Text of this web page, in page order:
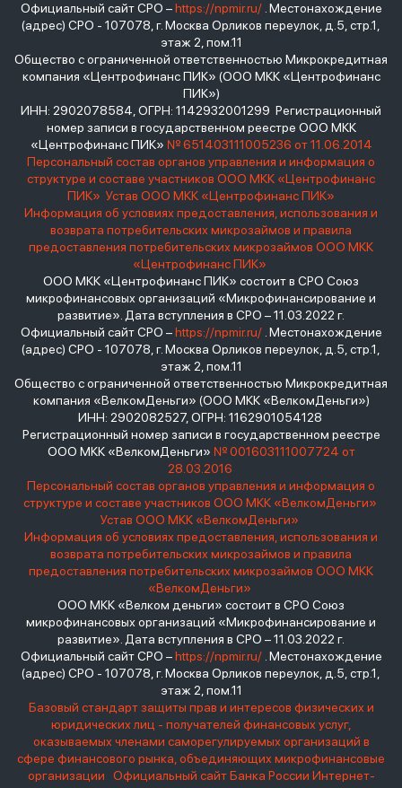
Официальный сайт СРО –https://npmir.ru/. Местонахождение
(адрес) СРО - 107078, г. Москва Орликов переулок, д.5, стр.1,
этаж 2, пом.11
Общество с ограниченной ответственностью Микрокредитная
компания «Центрофинанс ПИК» (ООО МКК «Центрофинанс
ПИК»)
ИНН: 2902078584, ОГРН: 1142932001299 Регистрационный
номер записи в государственном реестре ООО МКК
«Центрофинанс ПИК» № 651403111005236 от 11.06.2014
Персональный состав органов управления и информация о
структуре и составе участников ООО МКК «Центрофинанс
ПИК» Устав ООО МКК «Центрофинанс ПИК»
Информация об условиях предоставления, использования и
возврата потребительских микрозаймов и правила
предоставления потребительских микрозаймов ООО МКК
«Центрофинанс ПИК»
ООО МКК «Центрофинанс ПИК» состоит в СРО Союз
микрофинансовых организаций «Микрофинансирование и
развитие». Дата вступления в СРО – 11.03.2022 г.
Официальный сайт СРО –https://npmir.ru/. Местонахождение
(адрес) СРО - 107078, г. Москва Орликов переулок, д.5, стр.1,
этаж 2, пом.11
Общество с ограниченной ответственностью Микрокредитная
компания «ВелкомДеньги» (ООО МКК «ВелкомДеньги»)
ИНН: 2902082527, ОГРН: 1162901054128
Регистрационный номер записи в государственном реестре
ООО МКК «ВелкомДеньги» № 001603111007724 от
28.03.2016
Персональный состав органов управления и информация о
структуре и составе участников ООО МКК «ВелкомДеньги»
Устав ООО МКК «ВелкомДеньги»
Информация об условиях предоставления, использования и
возврата потребительских микрозаймов и правила
предоставления потребительских микрозаймов ООО МКК
«ВелкомДеньги»
ООО МКК «Велком деньги» состоит в СРО Союз
микрофинансовых организаций «Микрофинансирование и
развитие». Дата вступления в СРО – 11.03.2022 г.
Официальный сайт СРО –https://npmir.ru/. Местонахождение
(адрес) СРО - 107078, г. Москва Орликов переулок, д.5, стр.1,
этаж 2, пом.11
Базовый стандарт защиты прав и интересов физических и
юридических лиц - получателей финансовых услуг,
оказываемых членами саморегулируемых организаций в
сфере финансового рынка, объединяющих микрофинансовые
организации
Официальный сайт Банка России Интернет-